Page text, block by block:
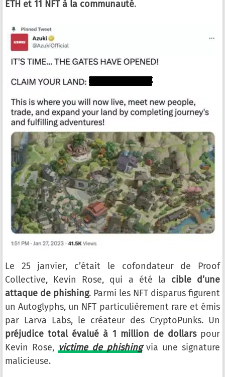
ETH et 11 NFT à la communauté.
Le 25 janvier, c’était le cofondateur de Proof
Collective, Kevin Rose, qui a été la cible d’une
attaque de phishing. Parmi les NFT disparus figurent
un Autoglyphs, un NFT particulièrement rare et émis
par Larva Labs, le créateur des CryptoPunks. Un
préjudice total évalué à 1 million de dollarspour
Kevin Rose, victime de phishingvia une signature
malicieuse.